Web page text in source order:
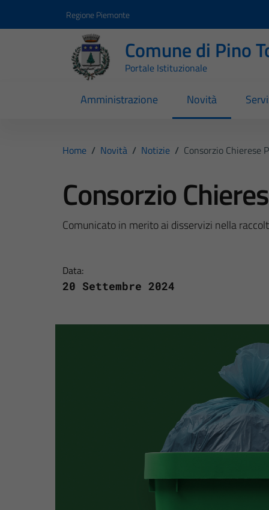
Regione Piemonte
Comune di Pino
Portale Istituzionale
Amministrazione Novità
Home / Novità / Notizie / Consorzio Chierese
Consorzio
Comunicato in merito ai disservizi nella
Data:
20 Settembre 2024